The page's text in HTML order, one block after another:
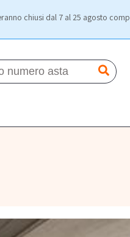
chiusi dal 7 al 25 agosto